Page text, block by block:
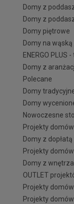
Domy z
Domy z
Domy piętrowe
Domy na wąską
ENERGO PLUS
Domy z
Polecane
Domy
Domy
Nowoczesne
Projekty
Domy z
Projekty
Domy z
OUTLET
Projekty
Projekty